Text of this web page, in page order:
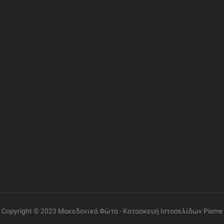
Copyright © 2023 Μακεδονικά Φώτα - Κατασκευή Ιστοσελίδων Pixme